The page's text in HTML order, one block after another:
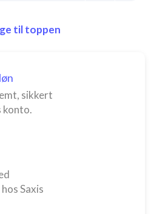
til toppen
sikkert
konto.
Saxis